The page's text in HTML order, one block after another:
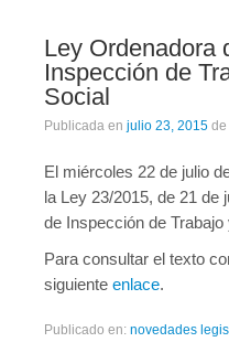
Ley Ordenadora
Inspección de
Social
Publicada en julio 23, 2015 de
El miércoles 22 de julio
la Ley 23/2015, de 21 de
de Inspección de
Para consultar el texto
siguiente enlace.
Publicado en: novedades